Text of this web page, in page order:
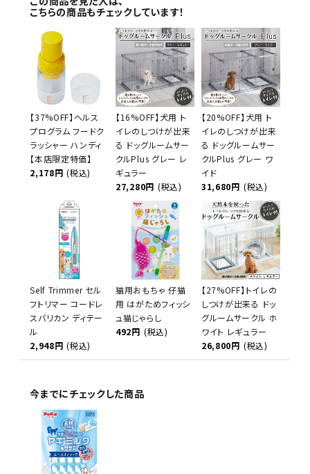
こちらの商品もチェックしています！
【37%OFF】ヘルス
プログラム フードク
ラッシャー ハンディ
【本店限定特価】
2,178円 (税込)
【16%OFF】犬用 ト
イレのしつけが出来
る ドッグルームサー
クルPlus グレー レ
ギュラー
27,280円 (税込)
【20%OFF】犬用 ト
イレのしつけが出来
る ドッグルームサー
クルPlus グレー ワ
イド
31,680円 (税込)
Self Trimmer セル
フトリマー コードレ
スバリカン ディテー
ル
2,948円 (税込)
猫用おもちゃ 仔猫
用 はがためフィッシ
ュ猫じゃらし
492円 (税込)
【27%OFF】トイレの
しつけが出来る ドッ
グルームサークル ホ
ワイト レギュラー
26,800円 (税込)
今までにチェックした商品